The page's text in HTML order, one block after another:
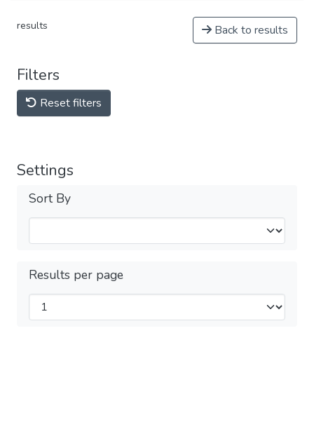
results Back to results
Filters
Reset filters
Settings
Sort By
Results per page